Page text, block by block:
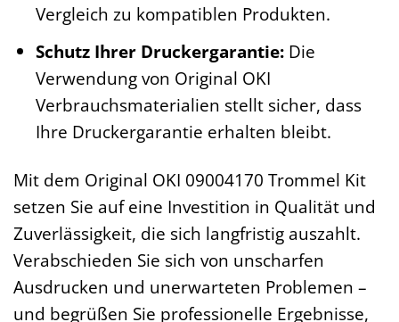
Vergleich zu kompatiblen Produkten.
Schutz Ihrer Druckergarantie:Die
Verwendung von Original OKI
Verbrauchsmaterialien stellt sicher, dass
Ihre Druckergarantie erhalten bleibt.
Mit dem Original OKI 09004170 Trommel Kit
setzen Sie auf eine Investition in Qualität und
Zuverlässigkeit, die sich langfristig auszahlt.
Verabschieden Sie sich von unscharfen
Ausdrucken und unerwarteten Problemen –
und begrüßen Sie professionelle Ergebnisse,